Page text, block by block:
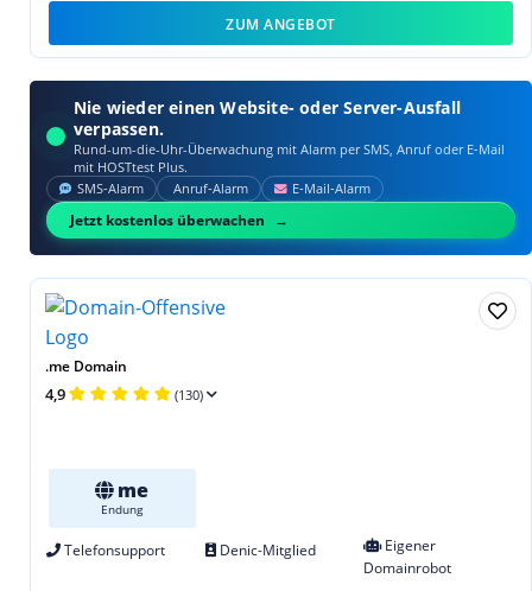
ZUM ANGEBOT
Nie wieder einen Website- oder Server-Ausfall
verpassen.
Rund-um-die-Uhr-Überwachung mit Alarm per SMS, Anruf oder E‑Mail
mit HOSTtest Plus.
SMS‑Alarm Anruf‑Alarm E‑Mail‑Alarm
Jetzt kostenlos überwachen
.me Domain
4,9 (130)
me
Endung
Telefonsupport Denic-Mitglied
Eigener
Domainrobot